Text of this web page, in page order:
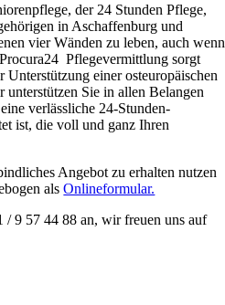
der 24 Stunden Pflege,
in Aschaffenburg und
vier Wänden zu leben, auch wenn
Pflegevermittlung sorgt
Unterstützung einer osteuropäischen
Sie in allen Belangen
verlässliche 24-Stunden-
ist, die voll und ganz Ihren
Angebot zu erhalten nutzen
alsOnlineformular.
/ 9 57 44 88 an, wir freuen uns auf